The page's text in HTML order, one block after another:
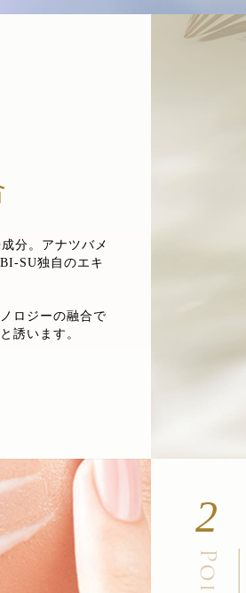
分。アナツバメ
SU独自のエキ
ロジーの融合で
誘います。
2